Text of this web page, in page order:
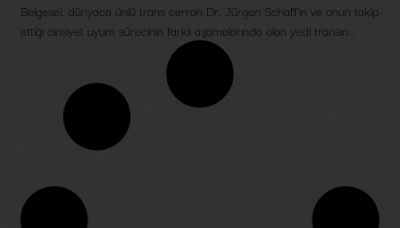
Belgesel, dünyaca ünlü trans cerrah Dr. Jürgen Schaff'ın ve onun takip
ettiği cinsiyet uyum sürecinin farklı aşamalarında olan yedi transın...